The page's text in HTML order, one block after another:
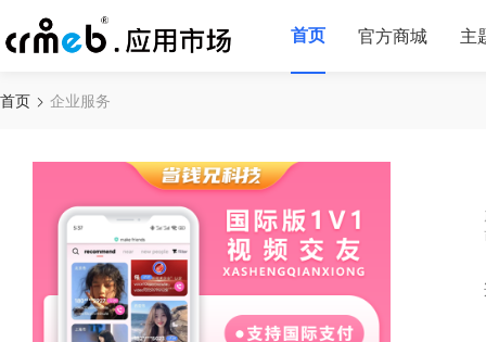
首页 官方商城 主
首页 企业服务